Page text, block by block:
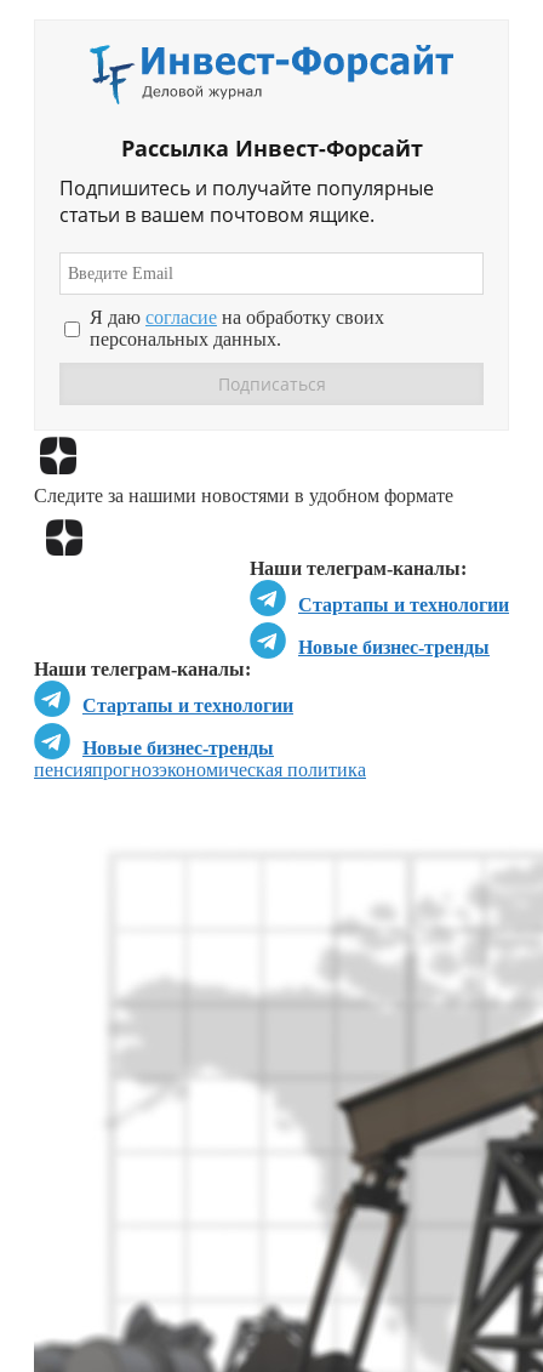
Рассылка Инвест-Форсайт
Подпишитесь и получайте популярные
статьи в вашем почтовом ящике.
Я даю согласие на обработку своих
персональных данных.
Следите за нашими новостями в удобном формате
Наши телеграм-каналы:
Стартапы и технологии
Новые бизнес-тренды
Наши телеграм-каналы:
Стартапы и технологии
Новые бизнес-тренды
пенсияпрогнозэкономическая политика